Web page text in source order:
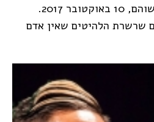
תבורי בפסטיבל מוזות בשוהם, 10 באוקטובר 2017.
שרשרת הלהיטים שאין אדם